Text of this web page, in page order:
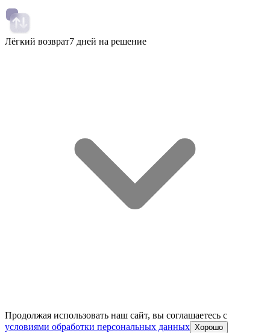
Лёгкий возврат7 дней на решение
Продолжая использовать наш сайт, вы соглашаетесь c
условиями обработки персональных данных Хорошо